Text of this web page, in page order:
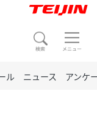
ル ニュース アンケ